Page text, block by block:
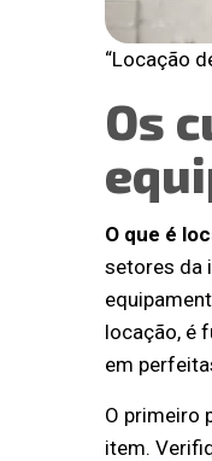
“Locação
Os
O que é
setores da
locação, é
em
O primeiro
item.